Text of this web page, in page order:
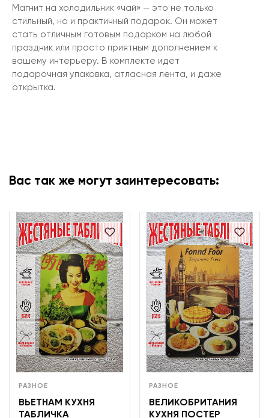
Магнит на холодильник «чай» — это не только
стильный, но и практичный подарок. Он может
стать отличным готовым подарком на любой
праздник или просто приятным дополнением к
вашему интерьеру. В комплекте идет
подарочная упаковка, атласная лента, и даже
открытка.
Вас так же могут заинтересовать:
РАЗНОЕ
ВЬЕТНАМ КУХНЯ
ТАБЛИЧКА
РАЗНОЕ
ВЕЛИКОБРИТАНИЯ
КУХНЯ ПОСТЕР